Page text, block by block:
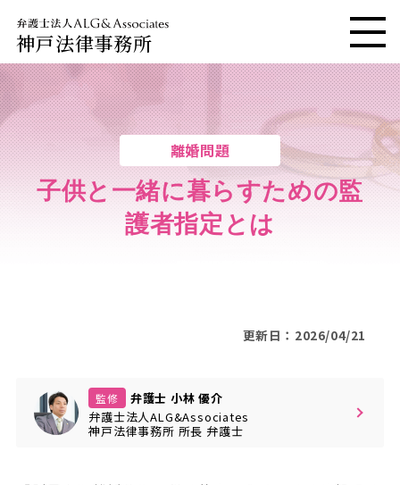
神戸法律事務所
離婚問題
子供と一緒に暮らすための監
護者指定とは
更新日：2026/04/21
監修
弁護士 小林 優介
弁護士法人ALG&Associates
神戸法律事務所 所長 弁護士